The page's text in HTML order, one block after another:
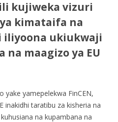
kujiweka vizuri
kimataifa na
iliyoona ukiukwaji
na maagizo ya EU
yake yamepelekwa FinCEN,
inakidhi taratibu za kisheria na
na kupambana na